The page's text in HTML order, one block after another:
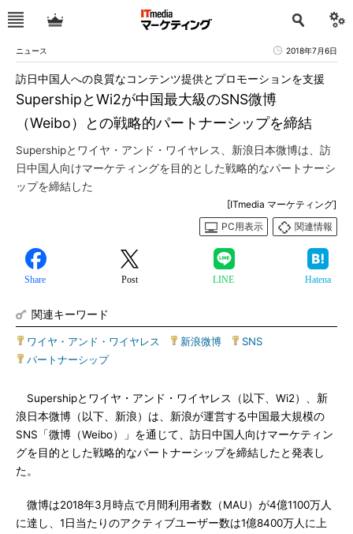
ニュース 2018年7月6日
SupershipとWi2が中国最大級のSNS微博
（Weibo）との戦略的パートナーシップを締結
訪日中国人への良質なコンテンツ提供とプロモーションを支援
Supershipとワイヤ・アンド・ワイヤレス、新浪日本微博は、訪
日中国人向けマーケティングを目的とした戦略的なパートナーシ
ップを締結した
[ITmedia マーケティング]
PC用表示
関連情報
Share Post LINE Hatena
関連キーワード
ワイヤ・アンド・ワイヤレス 新浪微博 SNS
パートナーシップ
Supershipとワイヤ・アンド・ワイヤレス（以下、Wi2）、新
浪日本微博（以下、新浪）は、新浪が運営する中国最大規模の
SNS「微博（Weibo）」を通じて、訪日中国人向けマーケティン
グを目的とした戦略的なパートナーシップを締結したと発表し
た。
微博は2018年3月時点で月間利用者数（MAU）が4億1100万人
に達し、1日当たりのアクティブユーザー数は1億8400万人に上